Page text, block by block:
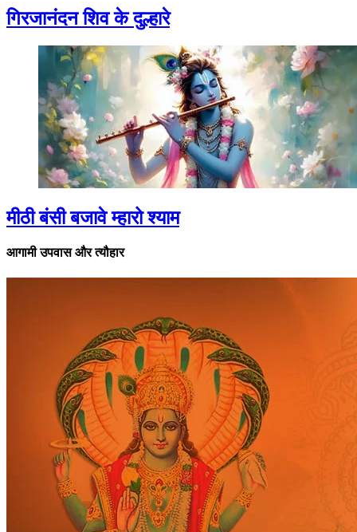
गिरजानंदन शिव के दुल्हारे
मीठी बंसी बजावे म्हारो श्याम
आगामी उपवास और त्यौहार